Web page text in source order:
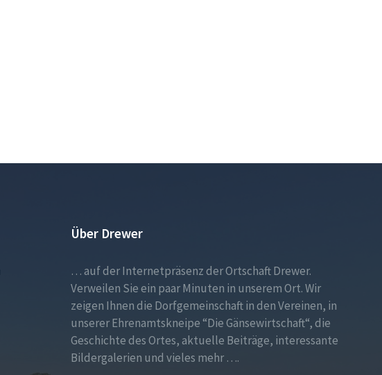
Über Drewer
… auf der Internetpräsenz der Ortschaft Drewer.
Verweilen Sie ein paar Minuten in unserem Ort. Wir
zeigen Ihnen die Dorfgemeinschaft in den Vereinen, in
unserer Ehrenamtskneipe “Die Gänsewirtschaft“, die
Geschichte des Ortes, aktuelle Beiträge, interessante
Bildergalerien und vieles mehr ….